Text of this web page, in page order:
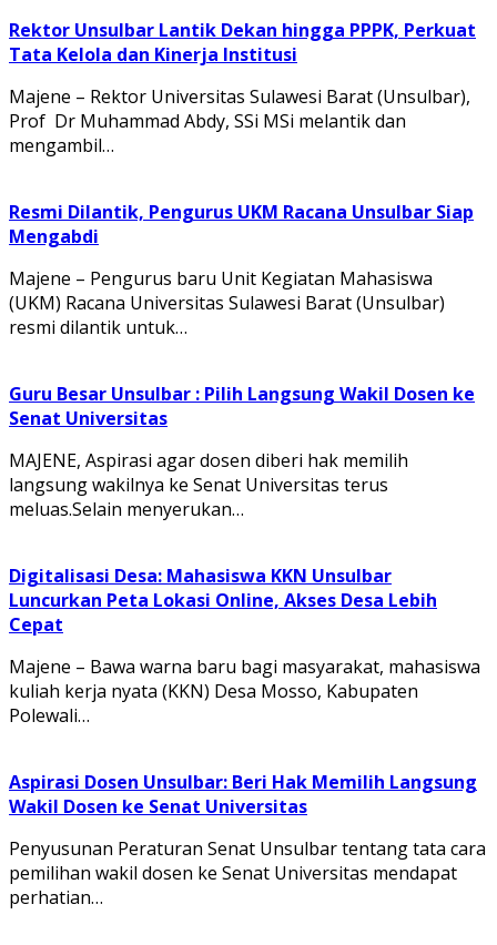
Rektor Unsulbar Lantik Dekan hingga PPPK, Perkuat
Tata Kelola dan Kinerja Institusi
Majene – Rektor Universitas Sulawesi Barat (Unsulbar),
Prof Dr Muhammad Abdy, SSi MSi melantik dan
mengambil…
Resmi Dilantik, Pengurus UKM Racana Unsulbar Siap
Mengabdi
Majene – Pengurus baru Unit Kegiatan Mahasiswa
(UKM) Racana Universitas Sulawesi Barat (Unsulbar)
resmi dilantik untuk…
Guru Besar Unsulbar : Pilih Langsung Wakil Dosen ke
Senat Universitas
MAJENE, Aspirasi agar dosen diberi hak memilih
langsung wakilnya ke Senat Universitas terus
meluas.Selain menyerukan…
Digitalisasi Desa: Mahasiswa KKN Unsulbar
Luncurkan Peta Lokasi Online, Akses Desa Lebih
Cepat
Majene – Bawa warna baru bagi masyarakat, mahasiswa
kuliah kerja nyata (KKN) Desa Mosso, Kabupaten
Polewali…
Aspirasi Dosen Unsulbar: Beri Hak Memilih Langsung
Wakil Dosen ke Senat Universitas
Penyusunan Peraturan Senat Unsulbar tentang tata cara
pemilihan wakil dosen ke Senat Universitas mendapat
perhatian…